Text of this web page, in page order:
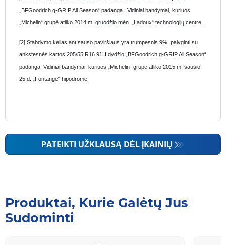
„BFGoodrich g-GRIP All Season“ padanga. Vidiniai bandymai, kuriuos
„Michelin“ grupė atliko 2014 m. gruodžio mėn. „Ladoux“ technologijų centre.
[2] Stabdymo kelias ant sauso paviršiaus yra trumpesnis 9%, palyginti su
ankstesnės kartos 205/55 R16 91H dydžio „BFGoodrich g-GRIP All Season“
padanga. Vidiniai bandymai, kuriuos „Michelin“ grupė atliko 2015 m. sausio
25 d. „Fontange“ hipodrome.
PATEIKTI UŽKLAUSĄ DĖL ĮKAINIŲ
Produktai, Kurie Galėtų Jus
Sudominti